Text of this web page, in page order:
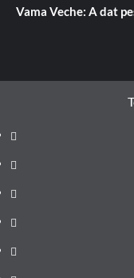
Vama Veche: A dat
Prima
pagină
Știri
de
ultima
Administrație
locală
Actualitate
Justiție